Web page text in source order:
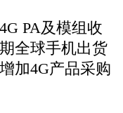
PA及模组收
全球手机出货
加4G产品采购